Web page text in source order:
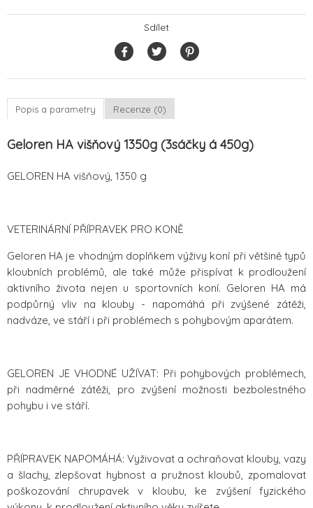
Sdílet
Popis a parametry Recenze (0)
Geloren HA višňový 1350g (3sáčky á 450g)
GELOREN HA višňový, 1350 g
VETERINÁRNÍ PŘÍPRAVEK PRO KONĚ
Geloren HA je vhodným doplňkem výživy koní při většině typů
kloubních problémů, ale také může přispívat k prodloužení
aktivního života nejen u sportovních koní. Geloren HA má
podpůrný vliv na klouby - napomáhá při zvýšené zátěži,
nadváze, ve stáří i při problémech s pohybovým aparátem.
GELOREN JE VHODNÉ UŽÍVAT: Při pohybových problémech,
při nadměrné zátěži, pro zvýšení možnosti bezbolestného
pohybu i ve stáří.
PŘÍPRAVEK NAPOMÁHÁ: Vyživovat a ochraňovat klouby, vazy
a šlachy, zlepšovat hybnost a pružnost kloubů, zpomalovat
poškozování chrupavek v kloubu, ke zvýšení fyzického